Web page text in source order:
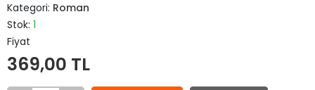
Kategori: Roman
Stok: 1
Fiyat
369,00 TL